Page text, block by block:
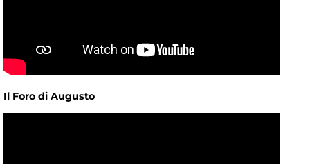
Il Foro di Augusto